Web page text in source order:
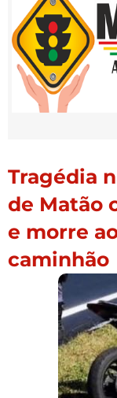
Tragédia
de Matão
e morre
caminhão